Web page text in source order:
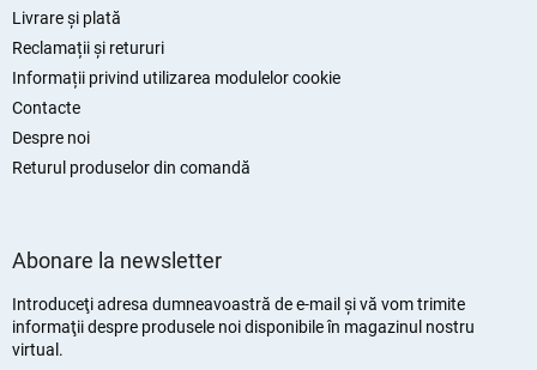
Livrare și plată
Reclamații și retururi
Informații privind utilizarea modulelor cookie
Contacte
Despre noi
Returul produselor din comandă
Abonare la newsletter
Introduceţi adresa dumneavoastră de e-mail şi vă vom trimite
informaţii despre produsele noi disponibile în magazinul nostru
virtual.